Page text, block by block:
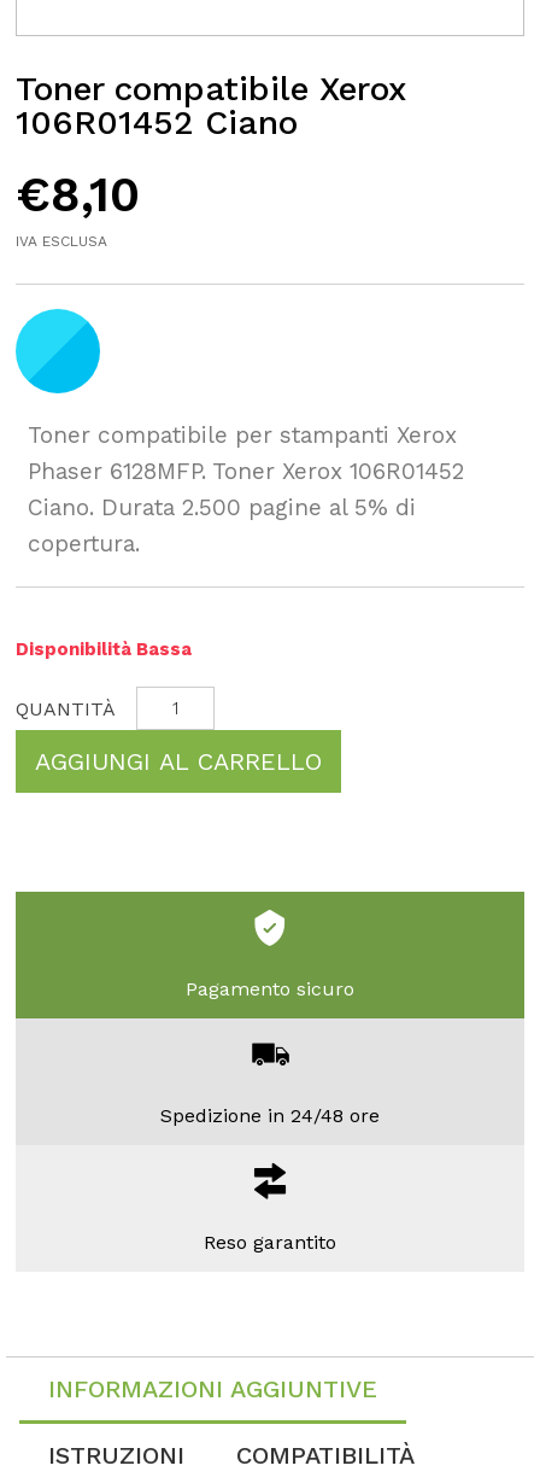
Toner compatibile Xerox
106R01452 Ciano
€8,10
IVA ESCLUSA
Toner compatibile per stampanti Xerox
Phaser 6128MFP. Toner Xerox 106R01452
Ciano. Durata 2.500 pagine al 5% di
copertura.
Disponibilità Bassa
AGGIUNGI AL CARRELLO
Pagamento sicuro
Spedizione in 24/48 ore
Reso garantito
INFORMAZIONI AGGIUNTIVE
ISTRUZIONI COMPATIBILITÀ